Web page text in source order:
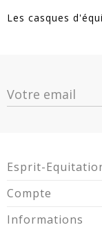
Les casques
Esprit-
Compte
Informations